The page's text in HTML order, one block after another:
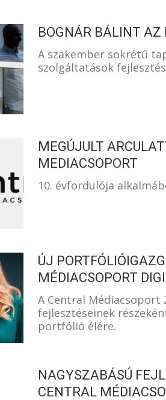
BOGNÁR BÁLINT
A szakember sokrétű
szolgáltatások
MEGÚJULT
MEDIACSOPORT
10. évfordulója
ÚJ
MÉDIACSOPORT
A Central Médiacsoport
fejlesztéseinek
portfólió élére.
NAGYSZABÁSÚ
CENTRAL